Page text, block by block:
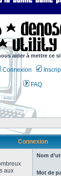
aider à mettre ce
Connexion
FAQ
Connexion
aux
Nom
Mot de